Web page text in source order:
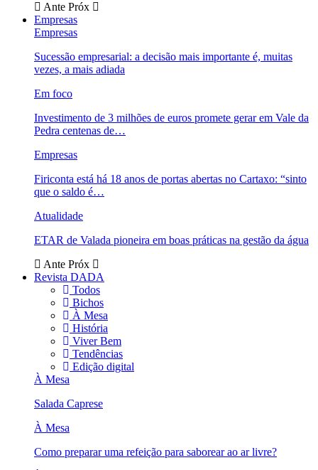
Ante Próx
Empresas
Empresas
Sucessão empresarial: a decisão mais importante é, muitas
vezes, a mais adiada
Em foco
Investimento de 3 milhões de euros promete gerar em Vale da
Pedra centenas de…
Empresas
Firiconta está há 18 anos de portas abertas no Cartaxo: “sinto
que o saldo é…
Atualidade
ETAR de Valada pioneira em boas práticas na gestão da água
Ante Próx
Revista DADA
Todos
Bichos
À Mesa
História
Viver Bem
Tendências
Edição digital
À Mesa
Salada Caprese
À Mesa
Como preparar uma refeição para saborear ao ar livre?